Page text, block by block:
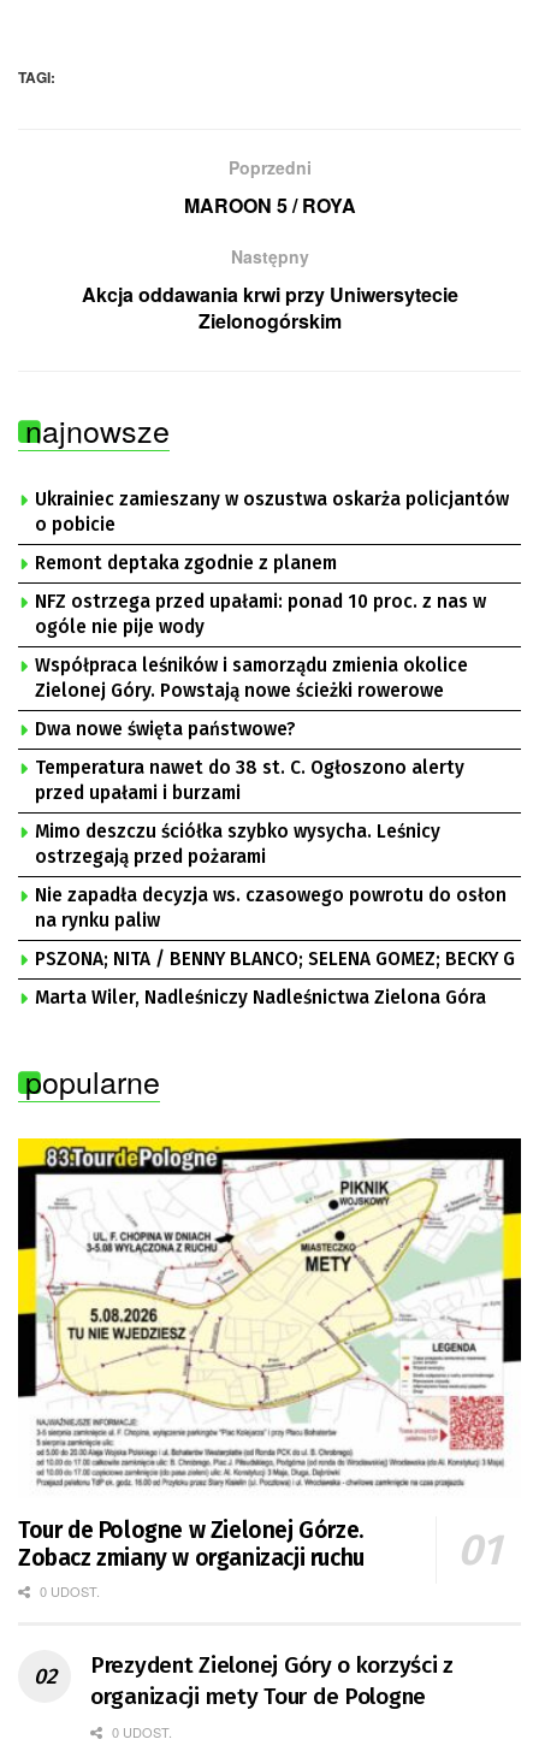
TAGI:
Poprzedni
MAROON 5 / ROYA
Następny
Akcja oddawania krwi przy Uniwersytecie
Zielonogórskim
najnowsze
Ukrainiec zamieszany w oszustwa oskarża policjantów
o pobicie
Remont deptaka zgodnie z planem
NFZ ostrzega przed upałami: ponad 10 proc. z nas w
ogóle nie pije wody
Współpraca leśników i samorządu zmienia okolice
Zielonej Góry. Powstają nowe ścieżki rowerowe
Dwa nowe święta państwowe?
Temperatura nawet do 38 st. C. Ogłoszono alerty
przed upałami i burzami
Mimo deszczu ściółka szybko wysycha. Leśnicy
ostrzegają przed pożarami
Nie zapadła decyzja ws. czasowego powrotu do osłon
na rynku paliw
PSZONA; NITA / BENNY BLANCO; SELENA GOMEZ; BECKY G
Marta Wiler, Nadleśniczy Nadleśnictwa Zielona Góra
popularne
Tour de Pologne w Zielonej Górze.
Zobacz zmiany w organizacji ruchu
0 UDOST.
Prezydent Zielonej Góry o korzyści z
organizacji mety Tour de Pologne
0 UDOST.